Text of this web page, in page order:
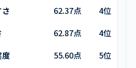
62.37点
4位
62.87点
4位
度
55.60点
5位